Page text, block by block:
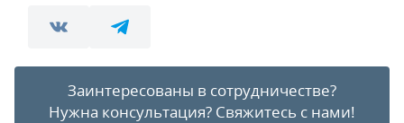
Заинтересованы в сотрудничестве?
Нужна консультация? Свяжитесь с нами!